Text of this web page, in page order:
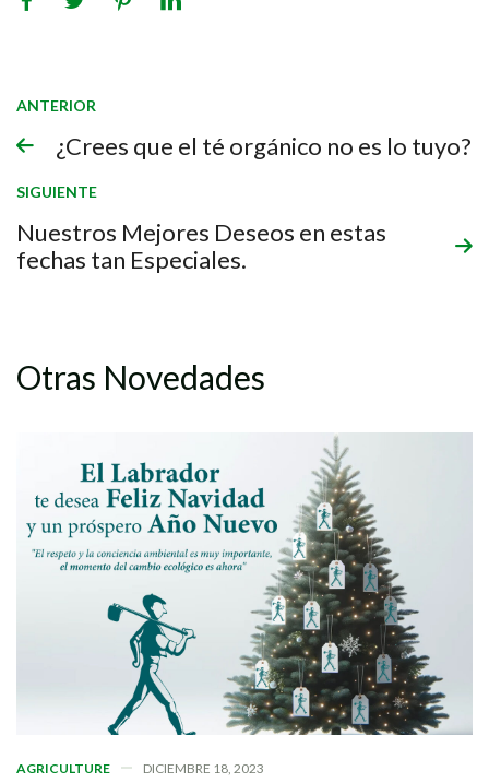
ANTERIOR
¿Crees que el té orgánico no es lo tuyo?
SIGUIENTE
Nuestros Mejores Deseos en estas
fechas tan Especiales.
Otras Novedades
AGRICULTURE DICIEMBRE 18, 2023